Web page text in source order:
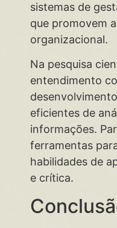
sistemas de
que promovem
organizacional.
Na pesquisa
entendimento
eficientes de
informações.
ferramentas
habilidades de
e crítica.